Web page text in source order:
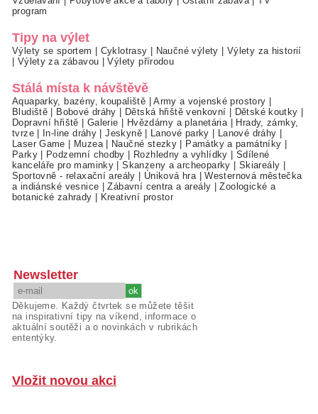
program
Tipy na výlet
Výlety se sportem Cyklotrasy Naučné výlety
Výlety za historií
Výlety za zábavou |Výlety přírodou
Stálá místa k návštěvě
Aquaparky, bazény, koupaliště |Army a vojenské prostory
Bludiště
Bobové dráhy Dětská hřiště venkovní Dětské koutky
Dopravní hřiště
Galerie Hvězdárny a planetária
Hrady, zámky,
tvrze| In-line dráhy |Jeskyně| Lanové parky Lanové dráhy
Laser Game
Muzea| Naučné stezky Památky a památníky
Parky| Podzemní chodby Rozhledny a vyhlídky
Sdílené
kanceláře pro maminky |Skanzeny a archeoparky Skiareály
Sportovně - relaxační areály
Úniková hra |Westernová městečka
a indiánské vesnice |Zábavní centra a areály |Zoologické a
botanické zahrady
Kreativní prostor
Newsletter
Děkujeme. Každý čtvrtek se můžete těšit
na inspirativní tipy na víkend, informace o
aktuální soutěži a o novinkách v rubrikách
ententýky.
Vložit novou akci